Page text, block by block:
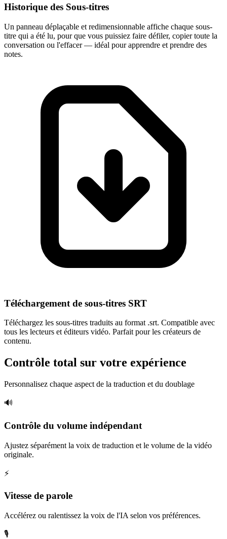
Historique des Sous-titres
Un panneau déplaçable et redimensionnable affiche chaque sous-
titre qui a été lu, pour que vous puissiez faire défiler, copier toute la
conversation ou l'effacer — idéal pour apprendre et prendre des
notes.
Téléchargement de sous-titres SRT
Téléchargez les sous-titres traduits au format .srt. Compatible avec
tous les lecteurs et éditeurs vidéo. Parfait pour les créateurs de
contenu.
Contrôle total sur votre expérience
Personnalisez chaque aspect de la traduction et du doublage
🔊
Contrôle du volume indépendant
Ajustez séparément la voix de traduction et le volume de la vidéo
originale.
⚡
Vitesse de parole
Accélérez ou ralentissez la voix de l'IA selon vos préférences.
🎙️